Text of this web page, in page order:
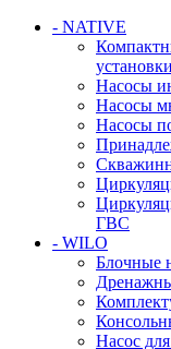
- NATIVE
установки
Насосы
Насосы
Насосы
ГВС
- WILO
Блочные
Насос